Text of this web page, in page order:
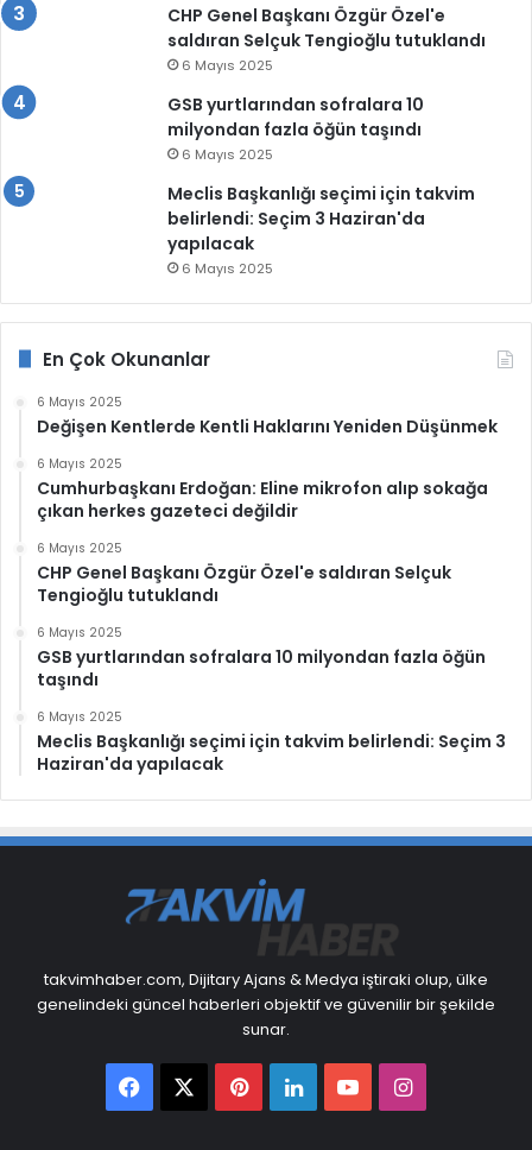
CHP Genel Başkanı Özgür Özel'e
saldıran Selçuk Tengioğlu tutuklandı
6 Mayıs 2025
GSB yurtlarından sofralara 10
milyondan fazla öğün taşındı
6 Mayıs 2025
Meclis Başkanlığı seçimi için takvim
belirlendi: Seçim 3 Haziran'da
yapılacak
6 Mayıs 2025
En Çok Okunanlar
6 Mayıs 2025
Değişen Kentlerde Kentli Haklarını Yeniden Düşünmek
6 Mayıs 2025
Cumhurbaşkanı Erdoğan: Eline mikrofon alıp sokağa
çıkan herkes gazeteci değildir
6 Mayıs 2025
CHP Genel Başkanı Özgür Özel'e saldıran Selçuk
Tengioğlu tutuklandı
6 Mayıs 2025
GSB yurtlarından sofralara 10 milyondan fazla öğün
taşındı
6 Mayıs 2025
Meclis Başkanlığı seçimi için takvim belirlendi: Seçim 3
Haziran'da yapılacak
takvimhaber.com, Dijitary Ajans & Medya iştiraki olup, ülke
genelindeki güncel haberleri objektif ve güvenilir bir şekilde
sunar.
FacebookPinterest
LinkedInYouTubeInstagram